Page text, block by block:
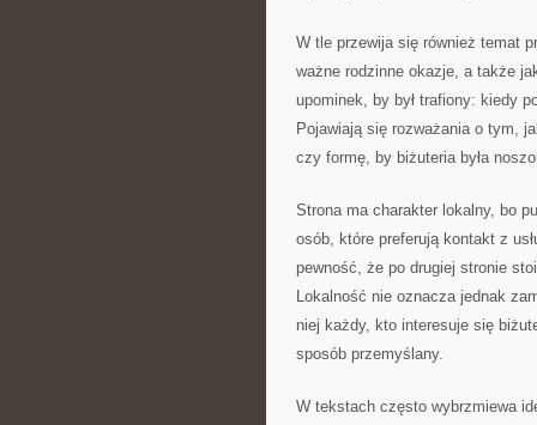
W tle przewija się również temat
ważne rodzinne okazje, a także
upominek, by był trafiony: kiedy
Pojawiają się rozważania o tym,
czy formę, by biżuteria była
Strona ma charakter lokalny, bo
osób, które preferują kontakt z
pewność, że po drugiej stronie
Lokalność nie oznacza jednak
niej każdy, kto interesuje się
sposób przemyślany.
W tekstach często wybrzmiewa